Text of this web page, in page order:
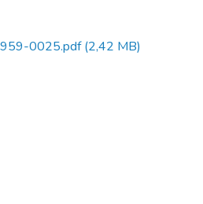
0025.pdf(2,42 MB)